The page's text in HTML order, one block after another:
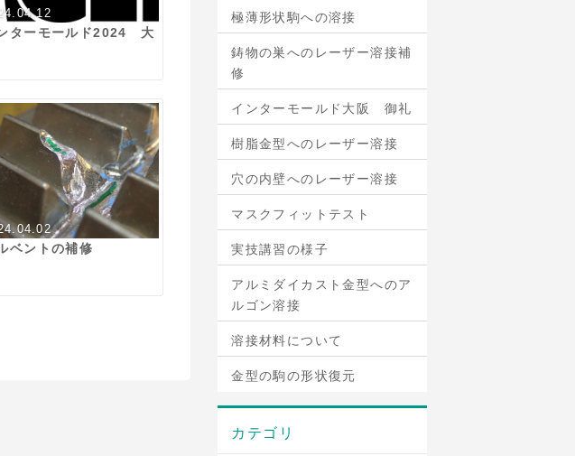
ターモールド2024 大
ベントの補修
極薄形状駒への溶接
鋳物の巣へのレーザー溶接補
修
インターモールド大阪 御礼
樹脂金型へのレーザー溶接
穴の内壁へのレーザー溶接
マスクフィットテスト
実技講習の様子
アルミダイカスト金型へのア
ルゴン溶接
溶接材料について
金型の駒の形状復元
カテゴリ